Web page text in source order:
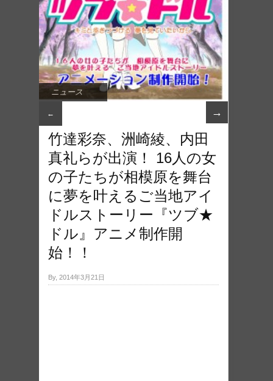
ニュース
← →
竹達彩奈、洲崎綾、内田
真礼らが出演！ 16人の女
の子たちが相模原を舞台
に夢を叶えるご当地アイ
ドルストーリー『ツブ★
ドル』アニメ制作開
始！！
By, 2014年3月21日